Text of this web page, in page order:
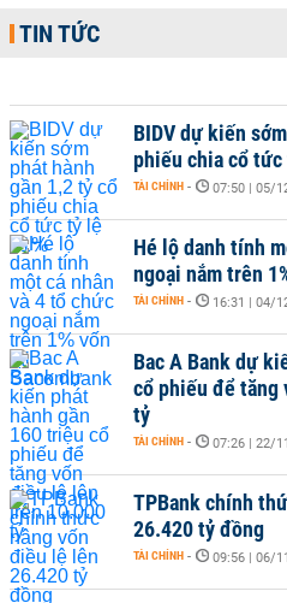
TIN TỨC
BIDV dự kiến
phiếu chia cổ tức
TÀI CHÍNH - 07:50 | 05/
Hé lộ danh tính
ngoại nắm trên
TÀI CHÍNH - 16:31 | 04/
Bac A Bank dự
cổ phiếu để
tỷ
TÀI CHÍNH - 07:26 | 22/
TPBank chính
26.420 tỷ đồng
TÀI CHÍNH - 09:56 | 06/